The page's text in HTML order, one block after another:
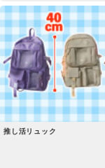
推し活リュック